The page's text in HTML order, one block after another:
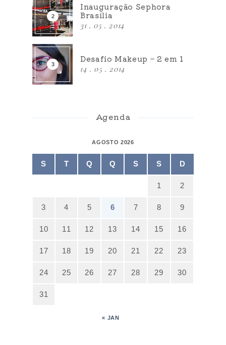
Inauguração Sephora
Brasília
31 . 05 . 2014
Desafio Makeup – 2 em 1
14 . 05 . 2014
Agenda
AGOSTO 2026
S T Q Q S S D
1 2
3 4 5 6 7 8 9
10 11 12 13 14 15 16
17 18 19 20 21 22 23
24 25 26 27 28 29 30
31
« JAN